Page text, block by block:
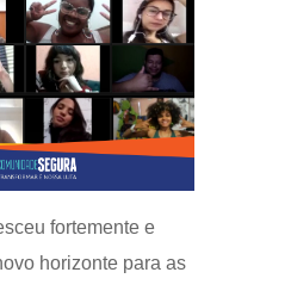
fortemente e
horizonte para as